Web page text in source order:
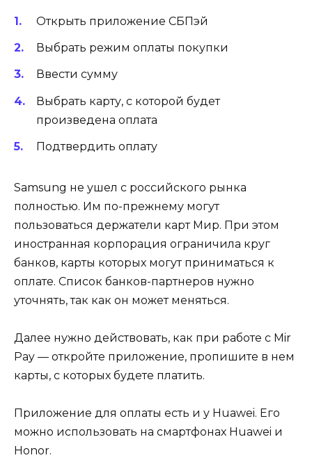
Открыть приложение СБПэй
Выбрать режим оплаты покупки
Ввести сумму
Выбрать карту, с которой будет
произведена оплата
Подтвердить оплату
Samsung не ушел с российского рынка
полностью. Им по-прежнему могут
пользоваться держатели карт Мир. При этом
иностранная корпорация ограничила круг
банков, карты которых могут приниматься к
оплате. Список банков-партнеров нужно
уточнять, так как он может меняться.
Далее нужно действовать, как при работе с Mir
Pay — откройте приложение, пропишите в нем
карты, с которых будете платить.
Приложение для оплаты есть и у Huawei. Его
можно использовать на смартфонах Huawei и
Honor.